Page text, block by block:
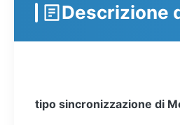
Descrizione
tipo sincronizzazione di